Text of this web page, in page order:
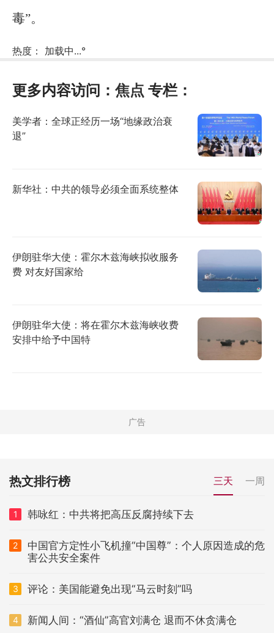
毒”。
热度： 加载中...°
更多内容访问： 焦点 专栏：
美学者：全球正经历一场“地缘政治衰
退”
新华社：中共的领导必须全面系统整体
伊朗驻华大使：霍尔木兹海峡拟收服务
费 对友好国家给
伊朗驻华大使：将在霍尔木兹海峡收费
安排中给予中国特
热文排行榜 三天 一周
1 韩咏红：中共将把高压反腐持续下去
2
中国官方定性小飞机撞“中国尊”：个人原因造成的危
害公共安全案件
3 评论：美国能避免出现“马云时刻”吗
4 新闻人间：“酒仙”高官刘满仓 退而不休贪满仓